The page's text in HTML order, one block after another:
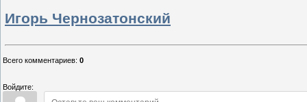
Игорь Чернозатонский
Всего комментариев: 0
Войдите: